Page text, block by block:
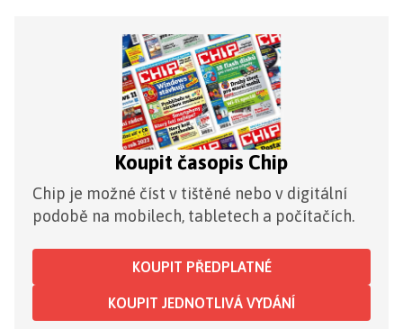
Koupit časopis Chip
Chip je možné číst v tištěné nebo v digitální
podobě na mobilech, tabletech a počítačích.
KOUPIT PŘEDPLATNÉ
KOUPIT JEDNOTLIVÁ VYDÁNÍ